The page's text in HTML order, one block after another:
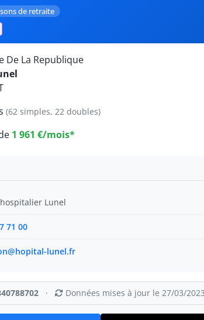
de retraite
De La Republique
(62 simples, 22 doubles)
1 961 €/mois*
Lunel
71 00
lunel.fr
· Données mises à jour le 27/03/2023